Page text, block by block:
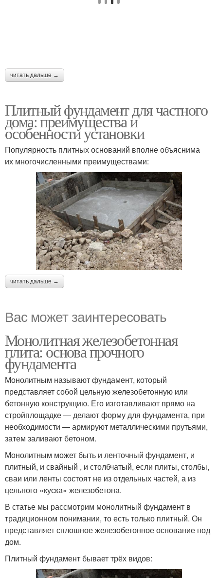
читать дальше →
Плитный фундамент для частного
дома: преимущества и
особенности установки
Популярность плитных оснований вполне объяснима
их многочисленными преимуществами:
читать дальше →
Вас может заинтересовать
Монолитная железобетонная
плита: основа прочного
фундамента
Монолитным называют фундамент, который
представляет собой цельную железобетонную или
бетонную конструкцию. Его изготавливают прямо на
стройплощадке ― делают форму для фундамента, при
необходимости ― армируют металлическими прутьями,
затем заливают бетоном.
Монолитным может быть и ленточный фундамент, и
плитный, и свайный , и столбчатый, если плиты, столбы,
сваи или ленты состоят не из отдельных частей, а из
цельного «куска» железобетона.
В статье мы рассмотрим монолитный фундамент в
традиционном понимании, то есть только плитный. Он
представляет сплошное железобетонное основание под
дом.
Плитный фундамент бывает трёх видов: